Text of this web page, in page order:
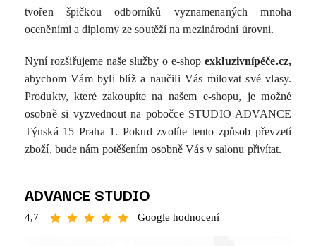
tvořen špičkou odborníků vyznamenaných mnoha
oceněními a diplomy ze soutěží na mezinárodní úrovni.
Nyní rozšiřujeme naše služby o e-shopexkluzivnípéče.cz,
abychom Vám byli blíž a naučili Vás milovat své vlasy.
Produkty, které zakoupíte na našem e-shopu, je možné
osobně si vyzvednout na pobočce STUDIO ADVANCE
Týnská 15 Praha 1. Pokud zvolíte tento způsob převzetí
zboží, bude nám potěšením osobně Vás v salonu přivítat.
ADVANCE STUDIO
4,7 Google hodnocení